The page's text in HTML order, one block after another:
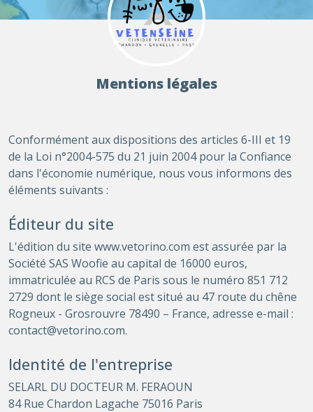
Mentions légales
Conformément aux dispositions des articles 6-III et 19
de la Loi n°2004-575 du 21 juin 2004 pour la Confiance
dans l'économie numérique, nous vous informons des
éléments suivants :
Éditeur du site
L'édition du site www.vetorino.com est assurée par la
Société SAS Woofie au capital de 16000 euros,
immatriculée au RCS de Paris sous le numéro 851 712
2729 dont le siège social est situé au 47 route du chêne
Rogneux - Grosrouvre 78490 – France, adresse e-mail :
contact@vetorino.com.
Identité de l'entreprise
SELARL DU DOCTEUR M. FERAOUN
84 Rue Chardon Lagache 75016 Paris